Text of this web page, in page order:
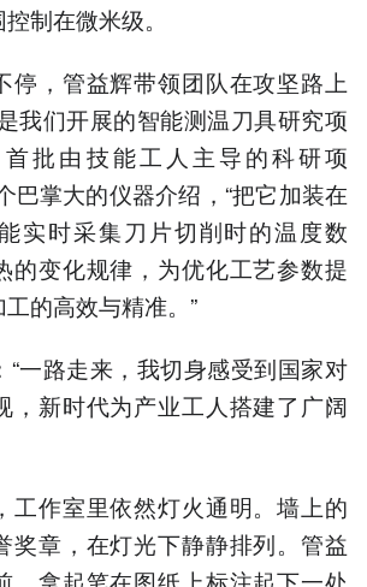
制在微米级。
，管益辉带领团队在攻坚路上
我们开展的智能测温刀具研究项
批由技能工人主导的科研项
巴掌大的仪器介绍，“把它加装在
实时采集刀片切削时的温度数
的变化规律，为优化工艺参数提
的高效与精准。”
路走来，我切身感受到国家对
，新时代为产业工人搭建了广阔
作室里依然灯火通明。墙上的
奖章，在灯光下静静排列。管益
，拿起笔在图纸上标注起下一处